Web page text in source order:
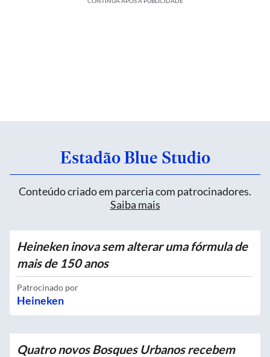
Estadão Blue Studio
Conteúdo criado em parceria com patrocinadores.
Saiba mais
Heineken inova sem alterar uma fórmula de
mais de 150 anos
Patrocinado por
Heineken
Quatro novos Bosques Urbanos recebem